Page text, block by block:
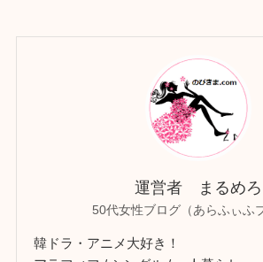
運営者 まるめろ
50代女性ブログ（あらふぃふ
韓ドラ・アニメ大好き！